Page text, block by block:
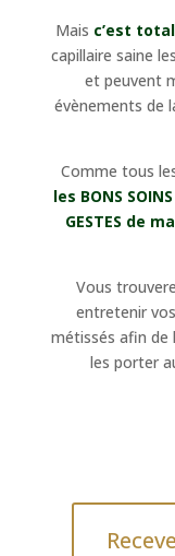
Mais c’est
capillaire saine
et peuvent
évènements de
Comme tous
les BONS
GESTES de
Vous
entretenir
métissés afin de
les porter